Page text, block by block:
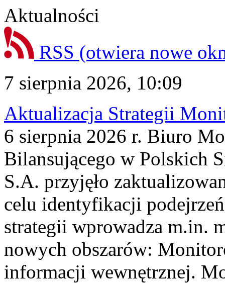
Aktualności
RSS (otwiera nowe
7 sierpnia 2026, 10:09
Aktualizacja Strategii
6 sierpnia 2026 r. Biuro
Bilansującego w Polskich
S.A. przyjęło
celu identyfikacji
strategii wprowadza m.in.
nowych obszarów:
informacji wewnętrznej.